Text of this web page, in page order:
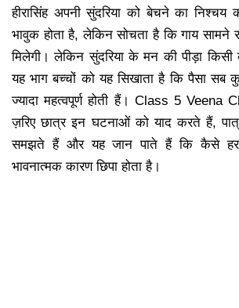
हीरासिंह अपनी सुंदरिया को बेचने का निश्चय
भावुक होता है, लेकिन सोचता है कि गाय सामने
मिलेगी। लेकिन सुंदरिया के मन की पीड़ा
यह भाग बच्चों को यह सिखाता है कि पैसा सब
ज्यादा महत्वपूर्ण होती हैं। Class 5
ज़रिए छात्र इन घटनाओं को याद करते हैं,
समझते हैं और यह जान पाते हैं कि कैसे हर
भावनात्मक कारण छिपा होता है।